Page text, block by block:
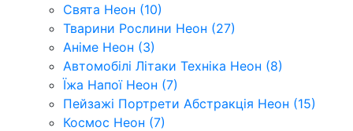
Свята Неон (10)
Тварини Рослини Неон (27)
Аніме Неон (3)
Автомобілі Літаки Техніка Неон (8)
Їжа Напої Неон (7)
Пейзажі Портрети Абстракція Неон (15)
Космос Неон (7)